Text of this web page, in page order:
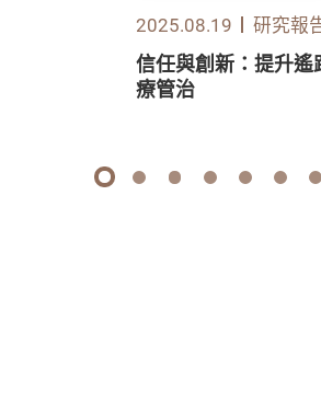
2025.08.19 研究報
信任與創新：提升遙
療管治
1 2 3 4 5 6 7